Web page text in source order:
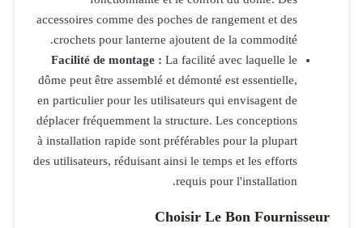
accessoires
Facilité de
dôme peut
en particulier
déplacer
à installation
des